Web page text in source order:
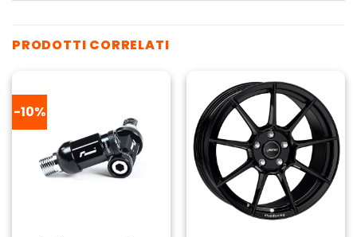
PRODOTTI CORRELATI
-10%